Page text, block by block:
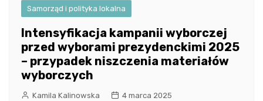
Samorząd i polityka lokalna
Intensyfikacja kampanii wyborczej
przed wyborami prezydenckimi 2025
– przypadek niszczenia materiałów
wyborczych
Kamila Kalinowska 4 marca 2025